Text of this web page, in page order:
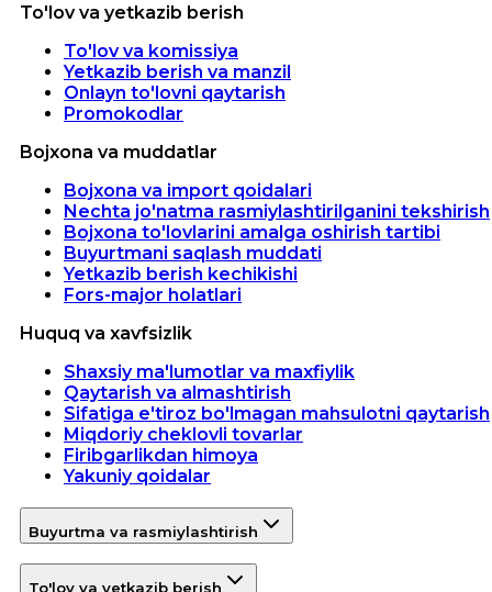
To'lov va yetkazib berish
To'lov va komissiya
Yetkazib berish va manzil
Onlayn to'lovni qaytarish
Promokodlar
Bojxona va muddatlar
Bojxona va import qoidalari
Nechta jo'natma rasmiylashtirilganini tekshirish
Bojxona to'lovlarini amalga oshirish tartibi
Buyurtmani saqlash muddati
Yetkazib berish kechikishi
Fors-major holatlari
Huquq va xavfsizlik
Shaxsiy ma'lumotlar va maxfiylik
Qaytarish va almashtirish
Sifatiga e'tiroz bo'lmagan mahsulotni qaytarish
Miqdoriy cheklovli tovarlar
Firibgarlikdan himoya
Yakuniy qoidalar
Buyurtma va rasmiylashtirish
To'lov va yetkazib berish